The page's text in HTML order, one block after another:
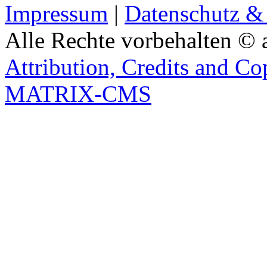
Impressum | Datenschutz
Alle Rechte vorbehalten ©
Attribution, Credits and
MATRIX-CMS